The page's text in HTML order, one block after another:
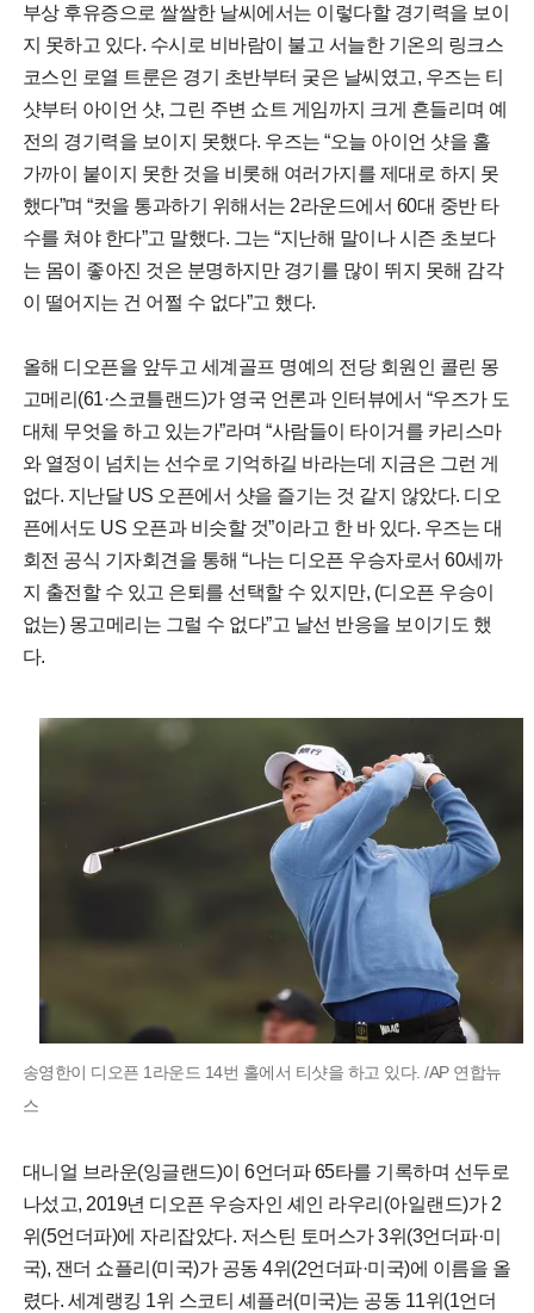
부상 후유증으로 쌀쌀한 날씨에서는 이렇다할 경기력을 보이
지 못하고 있다. 수시로 비바람이 불고 서늘한 기온의 링크스
코스인 로열 트룬은 경기 초반부터 궂은 날씨였고, 우즈는 티
샷부터 아이언 샷, 그린 주변 쇼트 게임까지 크게 흔들리며 예
전의 경기력을 보이지 못했다. 우즈는 “오늘 아이언 샷을 홀
가까이 붙이지 못한 것을 비롯해 여러가지를 제대로 하지 못
했다”며 “컷을 통과하기 위해서는 2라운드에서 60대 중반 타
수를 쳐야 한다”고 말했다. 그는 “지난해 말이나 시즌 초보다
는 몸이 좋아진 것은 분명하지만 경기를 많이 뛰지 못해 감각
이 떨어지는 건 어쩔 수 없다”고 했다.
올해 디오픈을 앞두고 세계골프 명예의 전당 회원인 콜린 몽
고메리(61·스코틀랜드)가 영국 언론과 인터뷰에서 “우즈가 도
대체 무엇을 하고 있는가”라며 “사람들이 타이거를 카리스마
와 열정이 넘치는 선수로 기억하길 바라는데 지금은 그런 게
없다. 지난달 US 오픈에서 샷을 즐기는 것 같지 않았다. 디오
픈에서도 US 오픈과 비슷할 것”이라고 한 바 있다. 우즈는 대
회전 공식 기자회견을 통해 “나는 디오픈 우승자로서 60세까
지 출전할 수 있고 은퇴를 선택할 수 있지만, (디오픈 우승이
없는) 몽고메리는 그럴 수 없다”고 날선 반응을 보이기도 했
다.
송영한이 디오픈 1라운드 14번 홀에서 티샷을 하고 있다. /AP 연합뉴
스
대니얼 브라운(잉글랜드)이 6언더파 65타를 기록하며 선두로
나섰고, 2019년 디오픈 우승자인 셰인 라우리(아일랜드)가 2
위(5언더파)에 자리잡았다. 저스틴 토머스가 3위(3언더파·미
국), 잰더 쇼플리(미국)가 공동 4위(2언더파·미국)에 이름을 올
렸다. 세계랭킹 1위 스코티 셰플러(미국)는 공동 11위(1언더